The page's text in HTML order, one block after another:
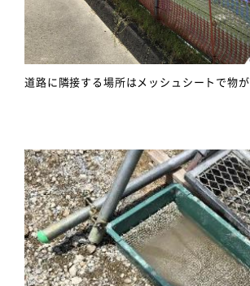
道路に隣接する場所はメッシュシートで物が